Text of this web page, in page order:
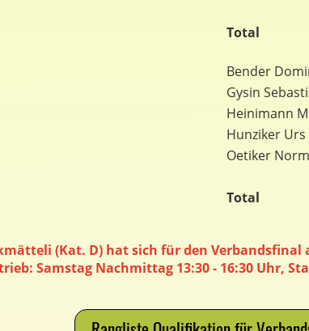
Total
Bender
Gysin
Heinimann
Hunziker Urs
Oetiker
Total
(Kat. D) hat sich für den
Samstag Nachmittag 13:30 - 16:30 Uhr,